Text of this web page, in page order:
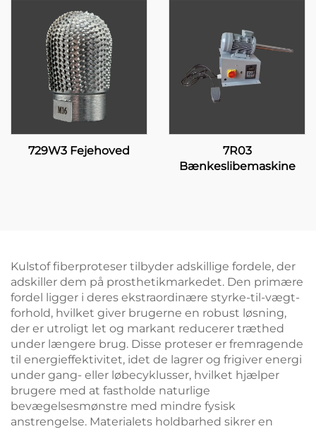
729W3 Fejehoved
7R03
Bænkeslibemaskine
Kulstof fiberproteser tilbyder adskillige fordele, der
adskiller dem på prosthetikmarkedet. Den primære
fordel ligger i deres ekstraordinære styrke-til-vægt-
forhold, hvilket giver brugerne en robust løsning,
der er utroligt let og markant reducerer træthed
under længere brug. Disse proteser er fremragende
til energieffektivitet, idet de lagrer og frigiver energi
under gang- eller løbecyklusser, hvilket hjælper
brugere med at fastholde naturlige
bevægelsesmønstre med mindre fysisk
anstrengelse. Materialets holdbarhed sikrer en